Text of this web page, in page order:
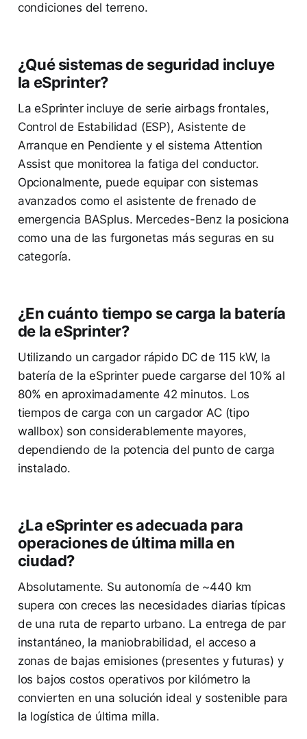
condiciones del terreno.
¿Qué sistemas de seguridad incluye
la eSprinter?
La eSprinter incluye de serie airbags frontales,
Control de Estabilidad (ESP), Asistente de
Arranque en Pendiente y el sistema Attention
Assist que monitorea la fatiga del conductor.
Opcionalmente, puede equipar con sistemas
avanzados como el asistente de frenado de
emergencia BASplus. Mercedes-Benz la posiciona
como una de las furgonetas más seguras en su
categoría.
¿En cuánto tiempo se carga la batería
de la eSprinter?
Utilizando un cargador rápido DC de 115 kW, la
batería de la eSprinter puede cargarse del 10% al
80% en aproximadamente 42 minutos. Los
tiempos de carga con un cargador AC (tipo
wallbox) son considerablemente mayores,
dependiendo de la potencia del punto de carga
instalado.
¿La eSprinter es adecuada para
operaciones de última milla en
ciudad?
Absolutamente. Su autonomía de ~440 km
supera con creces las necesidades diarias típicas
de una ruta de reparto urbano. La entrega de par
instantáneo, la maniobrabilidad, el acceso a
zonas de bajas emisiones (presentes y futuras) y
los bajos costos operativos por kilómetro la
convierten en una solución ideal y sostenible para
la logística de última milla.